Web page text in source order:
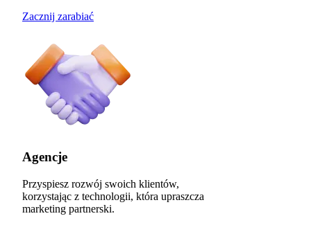
Zacznij zarabiać
Agencje
Przyspiesz rozwój swoich klientów,
korzystając z technologii, która upraszcza
marketing partnerski.